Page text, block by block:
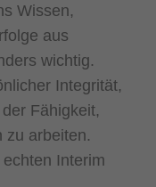
Wissen,
aus
wichtig.
Integrität,
Fähigkeit,
zu arbeiten.
Interim